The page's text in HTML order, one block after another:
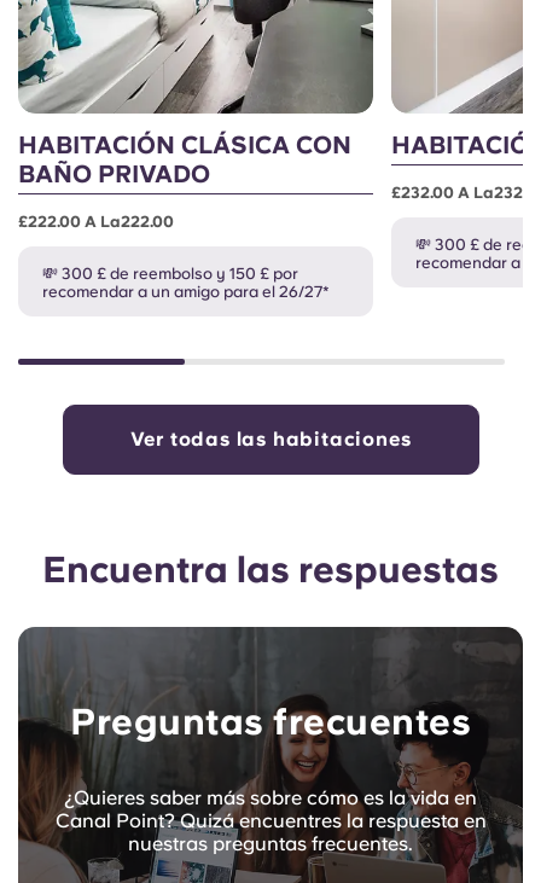
HABITACIÓN CLÁSICA CON
BAÑO PRIVADO
£222.00 A La222.00
💸 300 £ de reembolso y 150 £ por
recomendar a un amigo para el 26/27*
£232.00 A
💸 300 £ de
recomendar a
Ver todas las habitaciones
Encuentra las respuestas
Preguntas frecuentes
¿Quieres saber más sobre cómo es la vida en
Canal Point? Quizá encuentres la respuesta en
nuestras preguntas frecuentes.